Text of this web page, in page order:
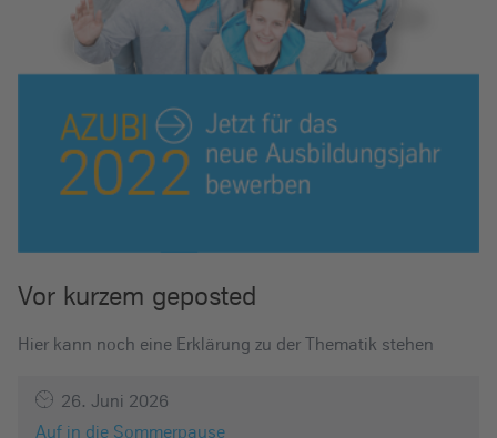
Vor kurzem geposted
Hier kann noch eine Erklärung zu der Thematik stehen
26. Juni 2026
Auf in die Sommerpause